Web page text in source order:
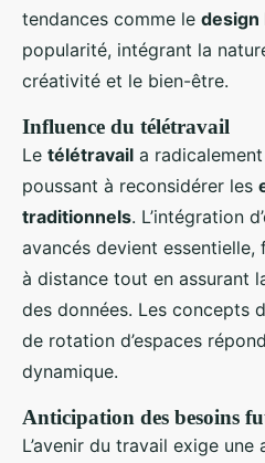
tendances comme le design
popularité, intégrant la
créativité et le bien-être.
Influence du télétravail
Le télétravail a
poussant à reconsidérer les
traditionnels. L’intégration
avancés devient
à distance tout en assurant
des données. Les concepts
de rotation d’espaces
dynamique.
Anticipation des besoins
L’avenir du travail exige